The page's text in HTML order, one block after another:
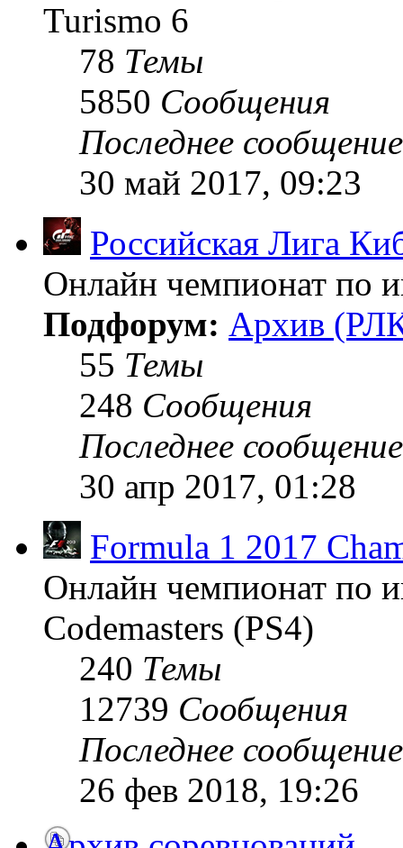
Turismo 6
78 Темы
5850 Сообщения
Последнее сообщение
30 май 2017, 09:23
Российская Лига
Онлайн чемпионат по
Подфорум: Архив
55 Темы
248 Сообщения
Последнее сообщение
30 апр 2017, 01:28
Formula 1 2017
Онлайн чемпионат по
Codemasters (PS4)
240 Темы
12739 Сообщения
Последнее сообщение
26 фев 2018, 19:26